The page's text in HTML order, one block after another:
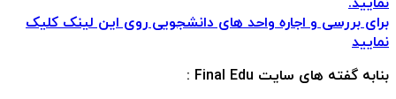
برای بررسی و اجاره واحد های دانشجویی روی این لینک کلیک
نمایید
بنابه گفته های سایت Final Edu
: